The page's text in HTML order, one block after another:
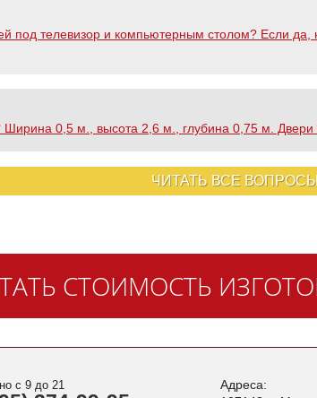
телевизор и компьютерным столом? Если да,
Ширина 0,5 м., высота 2,6 м., глубина 0,75 м.
ЧИТАТЬ ВСЕ
СТОИМОСТЬ
с 9 до 21
Адреса: